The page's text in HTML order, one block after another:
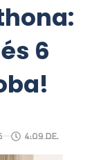
6
4:09 de.